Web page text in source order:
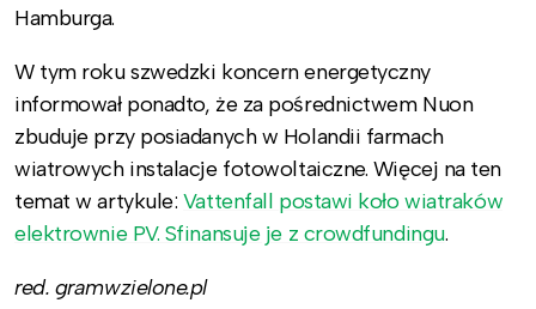
Hamburga.
W tym roku szwedzki koncern energetyczny
informował ponadto, że za pośrednictwem Nuon
zbuduje przy posiadanych w Holandii farmach
wiatrowych instalacje fotowoltaiczne. Więcej na ten
temat w artykule: Vattenfall postawi koło wiatraków
elektrownie PV. Sfinansuje je z crowdfundingu.
red. gramwzielone.pl